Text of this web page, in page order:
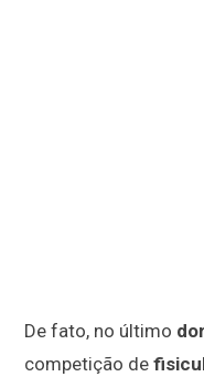
De fato, no último
competição de